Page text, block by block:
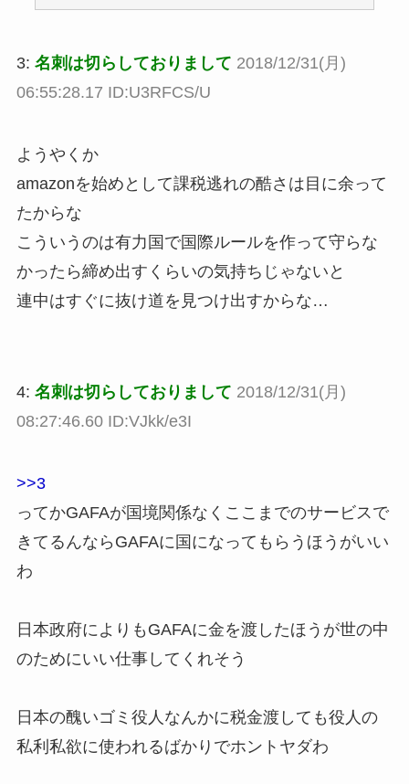
3: 名刺は切らしておりまして 2018/12/31(月)
06:55:28.17 ID:U3RFCS/U
ようやくか
amazonを始めとして課税逃れの酷さは目に余って
たからな
こういうのは有力国で国際ルールを作って守らな
かったら締め出すくらいの気持ちじゃないと
連中はすぐに抜け道を見つけ出すからな…
4: 名刺は切らしておりまして 2018/12/31(月)
08:27:46.60 ID:VJkk/e3I
>>3
ってかGAFAが国境関係なくここまでのサービスで
きてるんならGAFAに国になってもらうほうがいい
わ
日本政府によりもGAFAに金を渡したほうが世の中
のためにいい仕事してくれそう
日本の醜いゴミ役人なんかに税金渡しても役人の
私利私欲に使われるばかりでホントヤダわ